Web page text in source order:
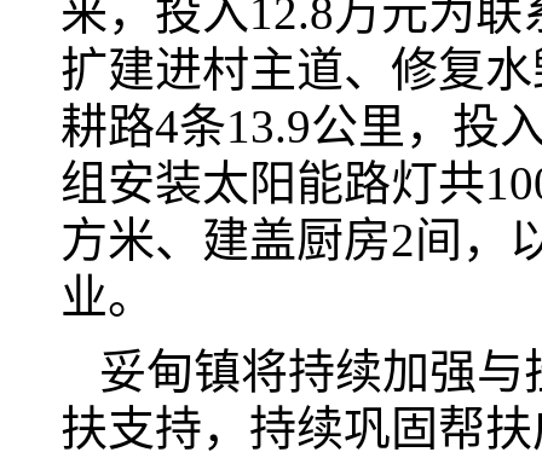
来，投入12.8万元为
扩建进村主道、修复
耕路4条13.9公里，投
组安装太阳能路灯共
方米、建盖厨房2间，
业。
妥甸镇将持续加强
扶支持，持续巩固帮